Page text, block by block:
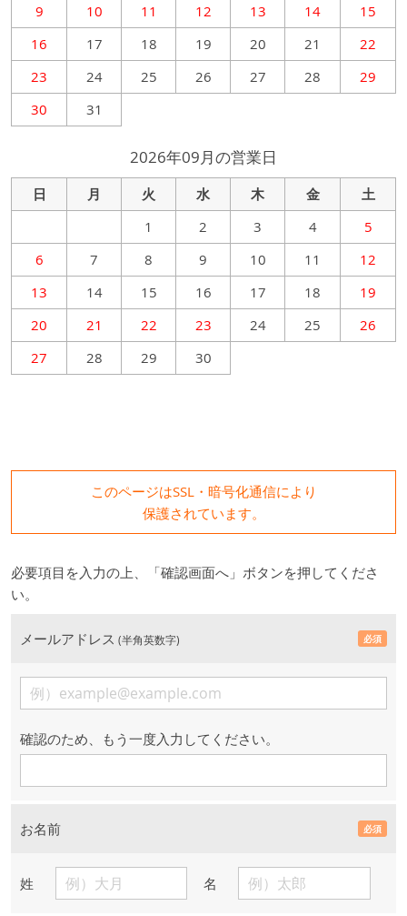
9
10 11 12 13 14
15
16
17 18 19 20 21
22
23
24 25 26 27 28
29
30
31
2026年09月の営業日
日 月 火 水 木 金 土
1 2 3 4
5
6
7 8 9 10 11
12
13
14 15 16 17 18
19
20
21 22 23 24 25
26
27
28 29 30
このページはSSL・暗号化通信により
保護されています。
必要項目を入力の上、「確認画面へ」ボタンを押してくださ
い。
メールアドレス (半角英数字) 必須
確認のため、もう一度入力してください。
お名前 必須
姓 名